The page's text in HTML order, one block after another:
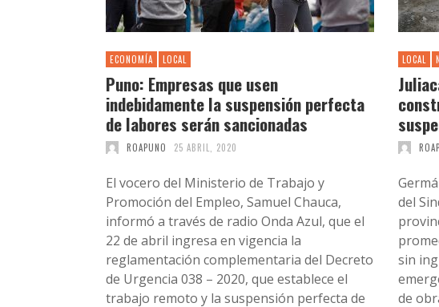
ECONOMÍA LOCAL
Puno: Empresas que usen
indebidamente la suspensión perfecta
de labores serán sancionadas
ROAPUNO 25 ABRIL, 2020
El vocero del Ministerio de Trabajo y
Promoción del Empleo, Samuel Chauca,
informó a través de radio Onda Azul, que el
22 de abril ingresa en vigencia la
reglamentación complementaria del Decreto
de Urgencia 038 – 2020, que establece el
trabajo remoto y la suspensión perfecta de
LOCAL
del
sin
de